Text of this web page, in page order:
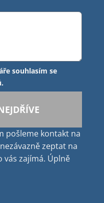
souhlasím se
pošleme kontakt na
zeptat na
vás zajímá. Úplně